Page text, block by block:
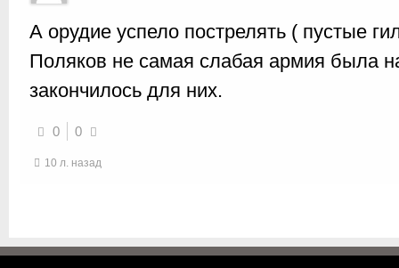
А орудие успело пострелять ( пустые
Поляков не самая слабая армия была
закончилось для них.
0 0
10 л. назад